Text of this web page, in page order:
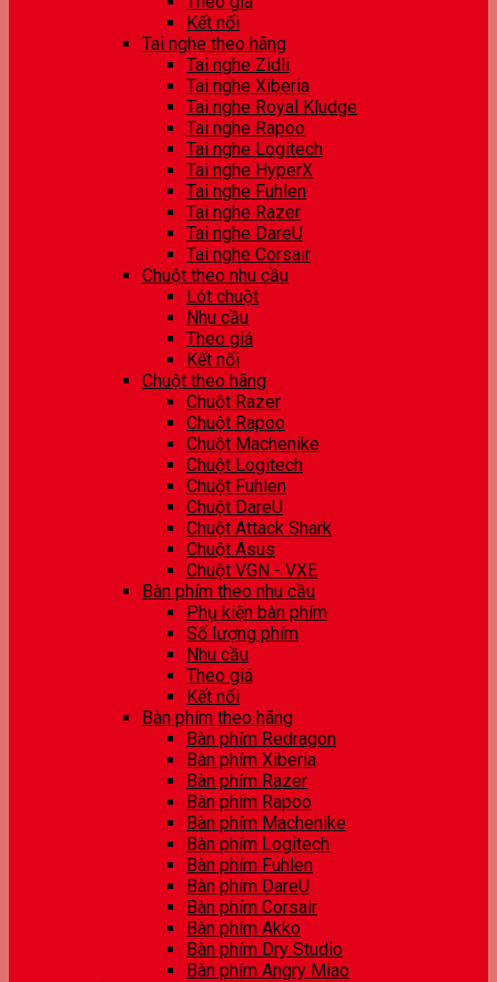
Kết nối
Tai nghe theo hãng
Tai nghe Zidli
Tai nghe Xiberia
Tai nghe Royal Kludge
Tai nghe Rapoo
Tai nghe Logitech
Tai nghe HyperX
Tai nghe Fuhlen
Tai nghe Razer
Tai nghe DareU
Tai nghe Corsair
Chuột theo nhu cầu
Lót chuột
Nhu cầu
Theo giá
Kết nối
Chuột theo hãng
Chuột Razer
Chuột Rapoo
Chuột Machenike
Chuột Logitech
Chuột Fuhlen
Chuột DareU
Chuột Attack Shark
Chuột Asus
Chuột VGN - VXE
Bàn phím theo nhu cầu
Phụ kiện bàn phím
Số lượng phím
Nhu cầu
Theo giá
Kết nối
Bàn phím theo hãng
Bàn phím Redragon
Bàn phím Xiberia
Bàn phím Razer
Bàn phím Rapoo
Bàn phím Machenike
Bàn phím Logitech
Bàn phím Fuhlen
Bàn phím DareU
Bàn phím Corsair
Bàn phím Akko
Bàn phím Dry Studio
Bàn phím Angry Miao